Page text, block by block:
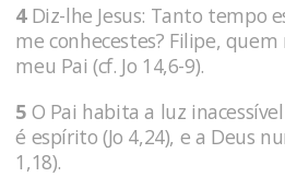
4 Diz-lhe Jesus: Tanto tempo
me conhecestes? Filipe,
meu Pai (cf. Jo 14,6-9).
5 O Pai habita a luz
é espírito (Jo 4,24), e a Deus
1,18).